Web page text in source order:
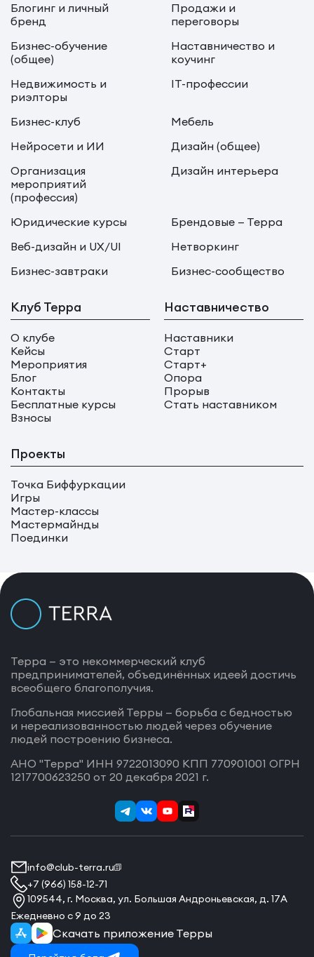
Блогинг и личный
бренд
Продажи и
переговоры
Бизнес-обучение
(общее)
Наставничество и
коучинг
Недвижимость и
риэлторы
IT-профессии
Бизнес-клуб
Мебель
Нейросети и ИИ
Дизайн (общее)
Организация
мероприятий
(профессия)
Дизайн интерьера
Юридические курсы
Брендовые — Терра
Веб-дизайн и UX/UI
Нетворкинг
Бизнес-завтраки
Бизнес-сообщество
Клуб Терра
О клубе
Кейсы
Мероприятия
Блог
Контакты
Бесплатные курсы
Взносы
Наставничество
Наставники
Старт
Старт+
Опора
Прорыв
Стать наставником
Проекты
Точка Биффуркации
Игры
Мастер-классы
Мастермайнды
Поединки
Терра — это некоммерческий клуб
предпринимателей, объединённых идеей достичь
всеобщего благополучия.
Глобальная миссией Терры — борьба с бедностью
и нереализованностью людей через обучение
людей построению бизнеса.
АНО "Терра" ИНН 9722013090 КПП 770901001 ОГРН
1217700623250 от 20 декабря 2021 г.
info@club-terra.ru
+7 (966) 158-12-71
109544, г. Москва, ул. Большая Андроньевская, д. 17А
Ежедневно с 9 до 23
Скачать приложение Терры